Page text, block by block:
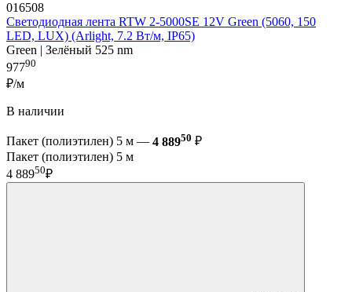
016508
Светодиодная лента RTW 2-5000SE 12V Green (5060, 150
LED, LUX) (Arlight, 7.2 Вт/м, IP65)
Green | Зелёный 525 nm
97790
₽/м
В наличии
Пакет (полиэтилен) 5 м — 4 88950 ₽
Пакет (полиэтилен) 5 м
4 88950₽